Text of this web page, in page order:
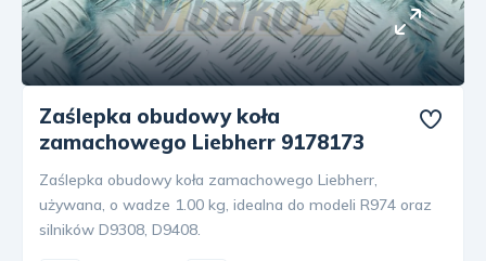
Zaślepka obudowy koła
zamachowego Liebherr 9178173
Zaślepka obudowy koła zamachowego Liebherr,
używana, o wadze 1.00 kg, idealna do modeli R974 oraz
silników D9308, D9408.